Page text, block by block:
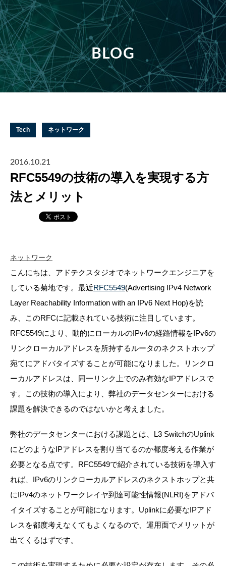
BLOG
Tech ネットワーク
2016.10.21
RFC5549の技術の導入を実現する方
法とメリット
ネットワーク
こんにちは、アドテクスタジオでネットワークエンジニアを
している菊地です。最近RFC5549(Advertising IPv4 Network
Layer Reachability Information with an IPv6 Next Hop)を読
み、このRFCに記載されている技術に注目しています。
RFC5549により、動的にローカルのIPv4の経路情報をIPv6の
リンクローカルアドレスを所持するルータのネクストホップ
宛てにアドバタイズすることが可能になりました。リンクロ
ーカルアドレスは、同一リンク上でのみ有効なIPアドレスで
す。この技術の導入により、弊社のデータセンターにおける
課題を解決できるのではないかと考えました。
弊社のデータセンターにおける課題とは、L3 SwitchのUplink
にどのようなIPアドレスを割り当てるのか都度考える作業が
必要となる点です。RFC5549で紹介されている技術を導入す
れば、IPv6のリンクローカルアドレスのネクストホップと共
にIPv4のネットワークレイヤ到達可能性情報(NLRI)をアドバ
イタイズすることが可能になります。Uplinkに必要なIPアド
レスを都度考えなくてもよくなるので、運用面でメリットが
出てくるはずです。